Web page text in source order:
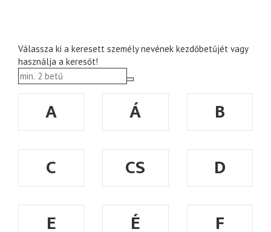
Válassza ki a keresett személy nevének kezdőbetűjét vagy
használja a keresőt!
A Á
B
C
CS
D
E
É
F